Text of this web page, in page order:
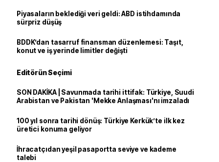
Piyasaların beklediği veri geldi: ABD istihdamında
sürpriz düşüş
BDDK’dan tasarruf finansman düzenlemesi: Taşıt,
konut ve iş yerinde limitler değişti
Editörün Seçimi
SON DAKİKA | Savunmada tarihi ittifak: Türkiye, Suudi
Arabistan ve Pakistan 'Mekke Anlaşması'nı imzaladı
100 yıl sonra tarihi dönüş: Türkiye Kerkük’te ilk kez
üretici konuma geliyor
İhracatçıdan yeşil pasaportta seviye ve kademe
talebi